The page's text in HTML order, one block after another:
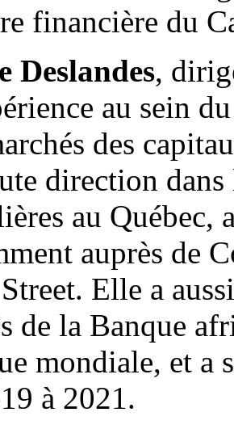
financière du
Deslandes,
au sein
des
direction
au Québec,
auprès de
Elle a
de la Banque
mondiale, et a
à 2021.